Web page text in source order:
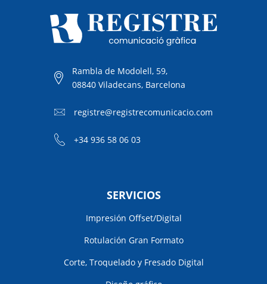
Rambla de Modolell, 59,
08840 Viladecans, Barcelona
registre@registrecomunicacio.com
+34 936 58 06 03
SERVICIOS
Impresión Offset/Digital
Rotulación Gran Formato
Corte, Troquelado y Fresado Digital